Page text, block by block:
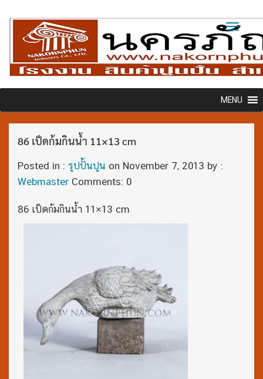
Toggle
MENU
86 เป็ดก้มกินน้ำ 11×13 cm
Posted in : รูปปั้นปูน on November 7, 2013 by :
Webmaster Comments: 0
86 เป็ดก้มกินน้ำ 11×13 cm